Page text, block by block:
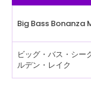
Big Bass Bonanza
ビッグ・バス・シー
ルデン・レイク